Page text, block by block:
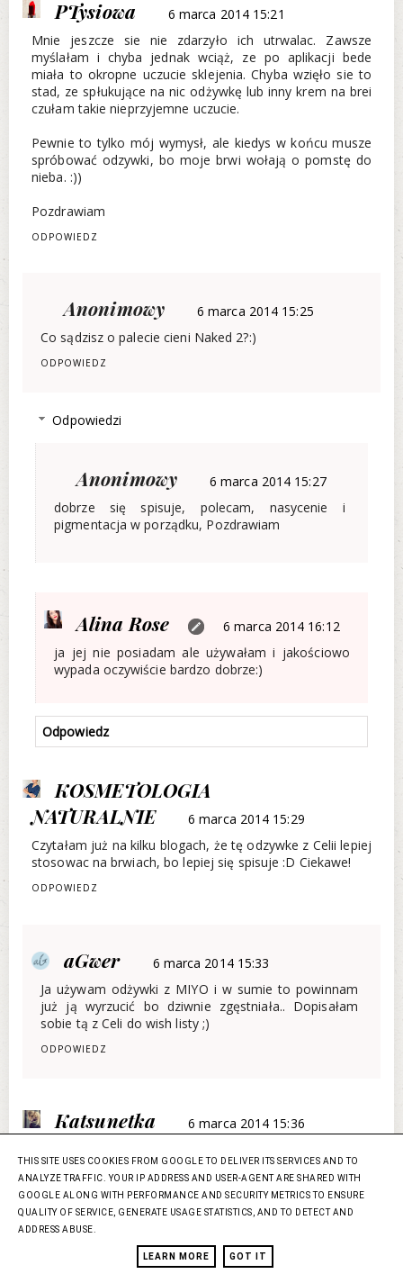
PTysiowa
6 marca 2014 15:21
Mnie jeszcze sie nie zdarzyło ich utrwalac. Zawsze
myślałam i chyba jednak wciąż, ze po aplikacji bede
miała to okropne uczucie sklejenia. Chyba wzięło sie to
stad, ze spłukujące na nic odżywkę lub inny krem na brei
czułam takie nieprzyjemne uczucie.
Pewnie to tylko mój wymysł, ale kiedys w końcu musze
spróbować odzywki, bo moje brwi wołają o pomstę do
nieba. :))
Pozdrawiam
ODPOWIEDZ
Anonimowy
6 marca 2014 15:25
Co sądzisz o palecie cieni Naked 2?:)
ODPOWIEDZ
Odpowiedzi
Anonimowy
6 marca 2014 15:27
dobrze się spisuje, polecam, nasycenie i
pigmentacja w porządku, Pozdrawiam
Alina Rose
6 marca 2014 16:12
ja jej nie posiadam ale używałam i jakościowo
wypada oczywiście bardzo dobrze:)
Odpowiedz
KOSMETOLOGIA
NATURALNIE
6 marca 2014 15:29
Czytałam już na kilku blogach, że tę odzywke z Celii lepiej
stosowac na brwiach, bo lepiej się spisuje :D Ciekawe!
ODPOWIEDZ
aGwer
6 marca 2014 15:33
Ja używam odżywki z MIYO i w sumie to powinnam
już ją wyrzucić bo dziwnie zgęstniała.. Dopisałam
sobie tą z Celi do wish listy ;)
ODPOWIEDZ
Katsunetka
6 marca 2014 15:36
się te brwi ujarzmić bo czasem psują makijaż.
ODPOWIEDZ
AlessaSusannah 6 marca 2014 15:38
THIS SITE USES COOKIES FROM GOOGLE TO DELIVER ITS SERVICES AND TO
ANALYZE TRAFFIC. YOUR IP ADDRESS AND USER-AGENT ARE SHARED WITH
GOOGLE ALONG WITH PERFORMANCE AND SECURITY METRICS TO ENSURE
QUALITY OF SERVICE, GENERATE USAGE STATISTICS, AND TO DETECT AND
ADDRESS ABUSE.
LEARN MORE GOT IT